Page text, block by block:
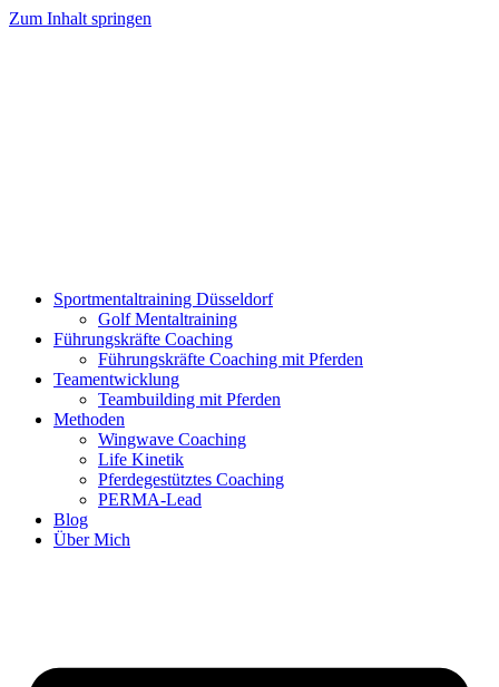
Zum Inhalt springen
Sportmentaltraining Düsseldorf
Golf Mentaltraining
Führungskräfte Coaching
Führungskräfte Coaching mit Pferden
Teamentwicklung
Teambuilding mit Pferden
Methoden
Wingwave Coaching
Life Kinetik
Pferdegestütztes Coaching
PERMA-Lead
Blog
Über Mich